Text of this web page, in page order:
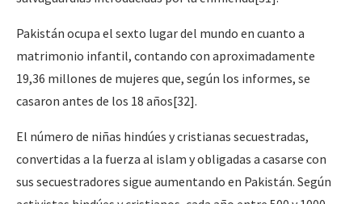
Pakistán ocupa el sexto lugar del mundo en cuanto a
matrimonio infantil, contando con aproximadamente
19,36 millones de mujeres que, según los informes, se
casaron antes de los 18 años[32].
El número de niñas hindúes y cristianas secuestradas,
convertidas a la fuerza al islam y obligadas a casarse con
sus secuestradores sigue aumentando en Pakistán. Según